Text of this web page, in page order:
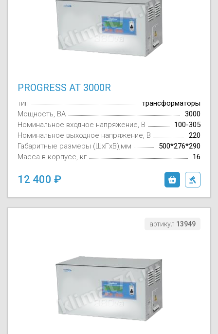
PROGRESS AT 3000R
тип
трансформаторы
Мощность, ВА
3000
Номинальное входное напряжение, В
100-305
Номинальное выходное напряжение, В
220
Габаритные размеры (ШxГxВ),мм
500*276*290
Масса в корпусе, кг
16
12 400
артикул 13949